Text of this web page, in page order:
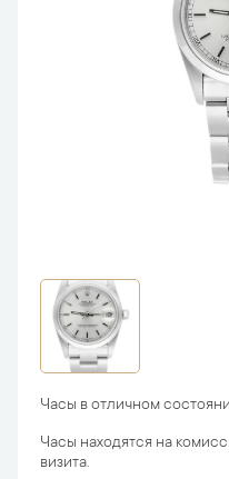
Часы в отличном
Часы находятся на
визита.